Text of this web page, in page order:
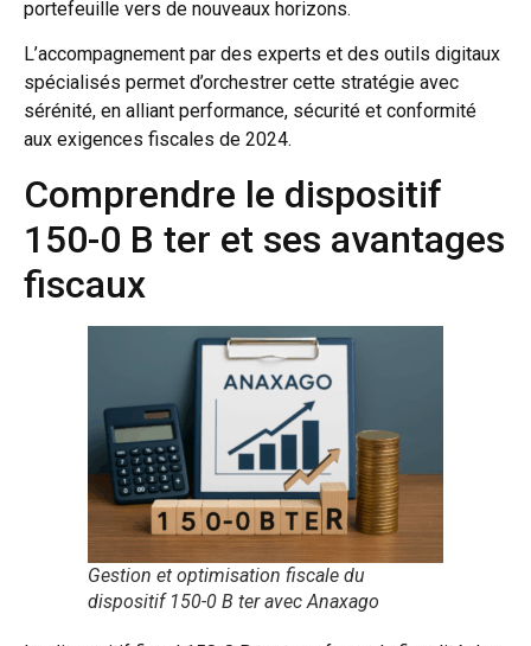
portefeuille vers de nouveaux horizons.
L’accompagnement par des experts et des outils digitaux
spécialisés permet d’orchestrer cette stratégie avec
sérénité, en alliant performance, sécurité et conformité
aux exigences fiscales de 2024.
Comprendre le dispositif
150-0 B ter et ses avantages
fiscaux
Gestion et optimisation fiscale du
dispositif 150-0 B ter avec Anaxago